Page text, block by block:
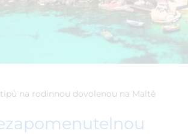
tipů na rodinnou dovolenou na Maltě